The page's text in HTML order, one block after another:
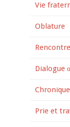
Vie
Oblature
Dialogue
Chronique
Prie et